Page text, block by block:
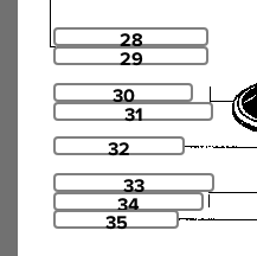
28
29
30
31
32
33
34
35